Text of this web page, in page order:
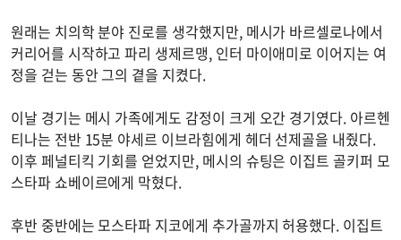
원래는 치의학 분야 진로를 생각했지만, 메시가 바르셀로나에서
커리어를 시작하고 파리 생제르맹, 인터 마이애미로 이어지는 여
정을 걷는 동안 그의 곁을 지켰다.
이날 경기는 메시 가족에게도 감정이 크게 오간 경기였다. 아르헨
티나는 전반 15분 야세르 이브라힘에게 헤더 선제골을 내줬다.
이후 페널티킥 기회를 얻었지만, 메시의 슈팅은 이집트 골키퍼 모
스타파 쇼베이르에게 막혔다.
후반 중반에는 모스타파 지코에게 추가골까지 허용했다. 이집트